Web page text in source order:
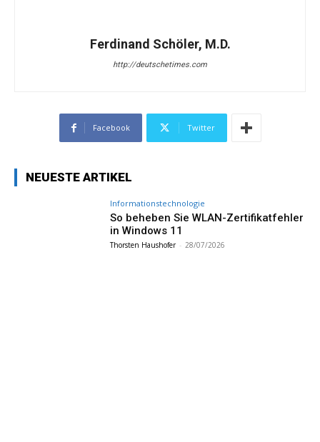
Ferdinand Schöler, M.D.
http://deutschetimes.com
Facebook Twitter
NEUESTE ARTIKEL
Informationstechnologie
So beheben Sie WLAN-Zertifikatfehler
in Windows 11
Thorsten Haushofer - 28/07/2026